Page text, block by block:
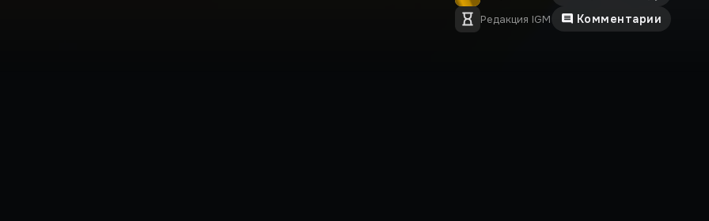
Редакция IGM
Комментарии